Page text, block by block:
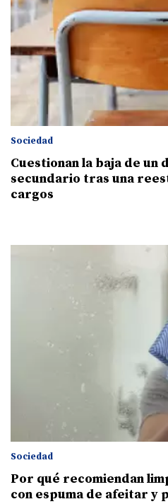
Sociedad
Cuestionan la baja de un
secundario tras una
cargos
Sociedad
Por qué recomiendan
con espuma de afeitar y